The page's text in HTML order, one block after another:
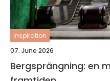
inspiration
07. June 2026
Bergsprängning: en